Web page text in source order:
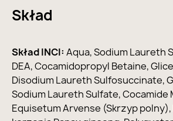
Skład
Skład INCI: Aqua, Sodium Laureth
DEA, Cocamidopropyl Betaine,
Disodium Laureth Sulfosuccinate,
Sodium Laureth Sulfate, Cocamide
Equisetum Arvense (Skrzyp